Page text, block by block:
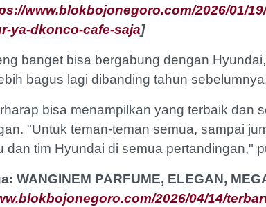
www.blokbojonegoro.com/2026/01/
ya-dkonco-cafe-saja]
banget bisa bergabung dengan
bagus lagi dibanding tahun
bisa menampilkan yang terbaik dan
"Untuk teman-teman semua, sampai
dan tim Hyundai di semua pertandingan,"
WANGINEM PARFUME, ELEGAN,
2026/04/14/